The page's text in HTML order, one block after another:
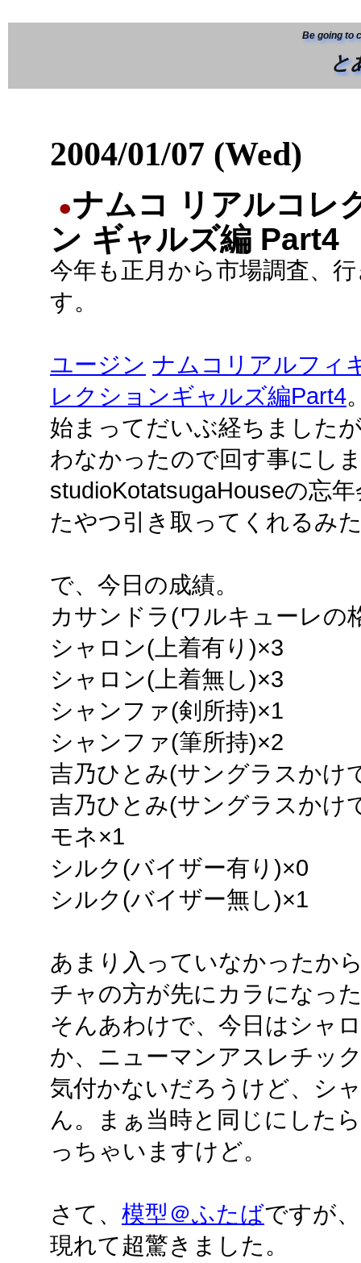
Be going to
と
2004/01/07 (Wed)
●ナムコ リアルコレ
ン ギャルズ編 Part4
今年も正月から市場調査、
す。
ユージン ナムコリアルフィ
レクションギャルズ編Part4
始まってだいぶ経ちました
わなかったので回す事にし
studioKotatsugaHouseの忘
たやつ引き取ってくれるみ
で、今日の成績。
カサンドラ(ワルキューレの
シャロン(上着有り)×3
シャロン(上着無し)×3
シャンファ(剣所持)×1
シャンファ(筆所持)×2
吉乃ひとみ(サングラスかけ
吉乃ひとみ(サングラスかけ
モネ×1
シルク(バイザー有り)×0
シルク(バイザー無し)×1
あまり入っていなかったか
チャの方が先にカラになっ
そんあわけで、今日はシャ
か、ニューマンアスレチッ
気付かないだろうけど、シ
ん。まぁ当時と同じにした
っちゃいますけど。
さて、 模型＠ふたばですが
現れて超驚きました。